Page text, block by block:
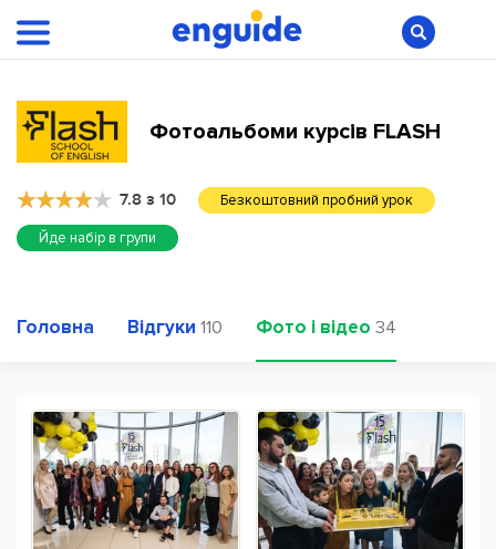
Фотоальбоми курсів FLASH
7.8 з 10 Безкоштовний пробний урок
Йде набір в групи
Головна Відгуки 110 Фото і відео 34